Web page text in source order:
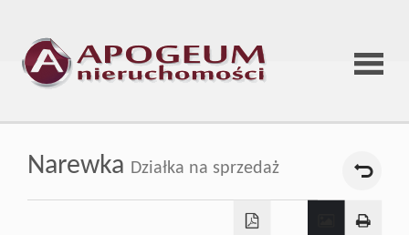
Strona
Narewka Działka na sprzedaż